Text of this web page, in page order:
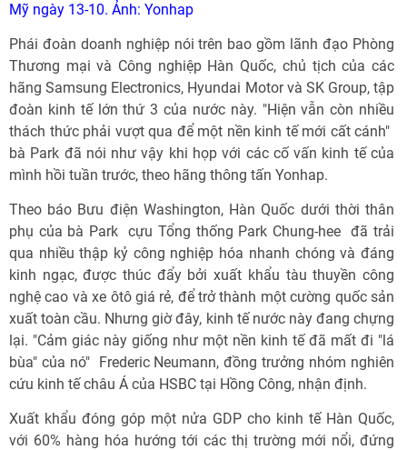
Mỹ ngày 13-10. Ảnh: Yonhap
Phái đoàn doanh nghiệp nói trên bao gồm lãnh đạo Phòng
Thương mại và Công nghiệp Hàn Quốc, chủ tịch của các
hãng Samsung Electronics, Hyundai Motor và SK Group, tập
đoàn kinh tế lớn thứ 3 của nước này. "Hiện vẫn còn nhiều
thách thức phải vượt qua để một nền kinh tế mới cất cánh" 
bà Park đã nói như vậy khi họp với các cố vấn kinh tế của
mình hồi tuần trước, theo hãng thông tấn Yonhap.
Theo báo Bưu điện Washington, Hàn Quốc dưới thời thân
phụ của bà Park  cựu Tổng thống Park Chung-hee  đã trải
qua nhiều thập kỷ công nghiệp hóa nhanh chóng và đáng
kinh ngạc, được thúc đẩy bởi xuất khẩu tàu thuyền công
nghệ cao và xe ôtô giá rẻ, để trở thành một cường quốc sản
xuất toàn cầu. Nhưng giờ đây, kinh tế nước này đang chựng
lại. "Cảm giác này giống như một nền kinh tế đã mất đi "lá
bùa" của nó"  Frederic Neumann, đồng trưởng nhóm nghiên
cứu kinh tế châu Á của HSBC tại Hồng Công, nhận định.
Xuất khẩu đóng góp một nửa GDP cho kinh tế Hàn Quốc,
với 60% hàng hóa hướng tới các thị trường mới nổi, đứng